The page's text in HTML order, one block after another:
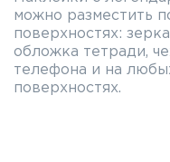
Сигнальные
Дартс
Аксессуары
можно разместить
поверхностях:
обложка тетради,
телефона и на
поверхностях.